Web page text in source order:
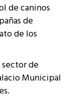
de caninos
de
de los
de
Municipal